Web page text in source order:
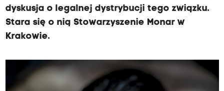
dyskusja o legalnej dystrybucji tego związku.
Stara się o nią Stowarzyszenie Monar w
Krakowie.